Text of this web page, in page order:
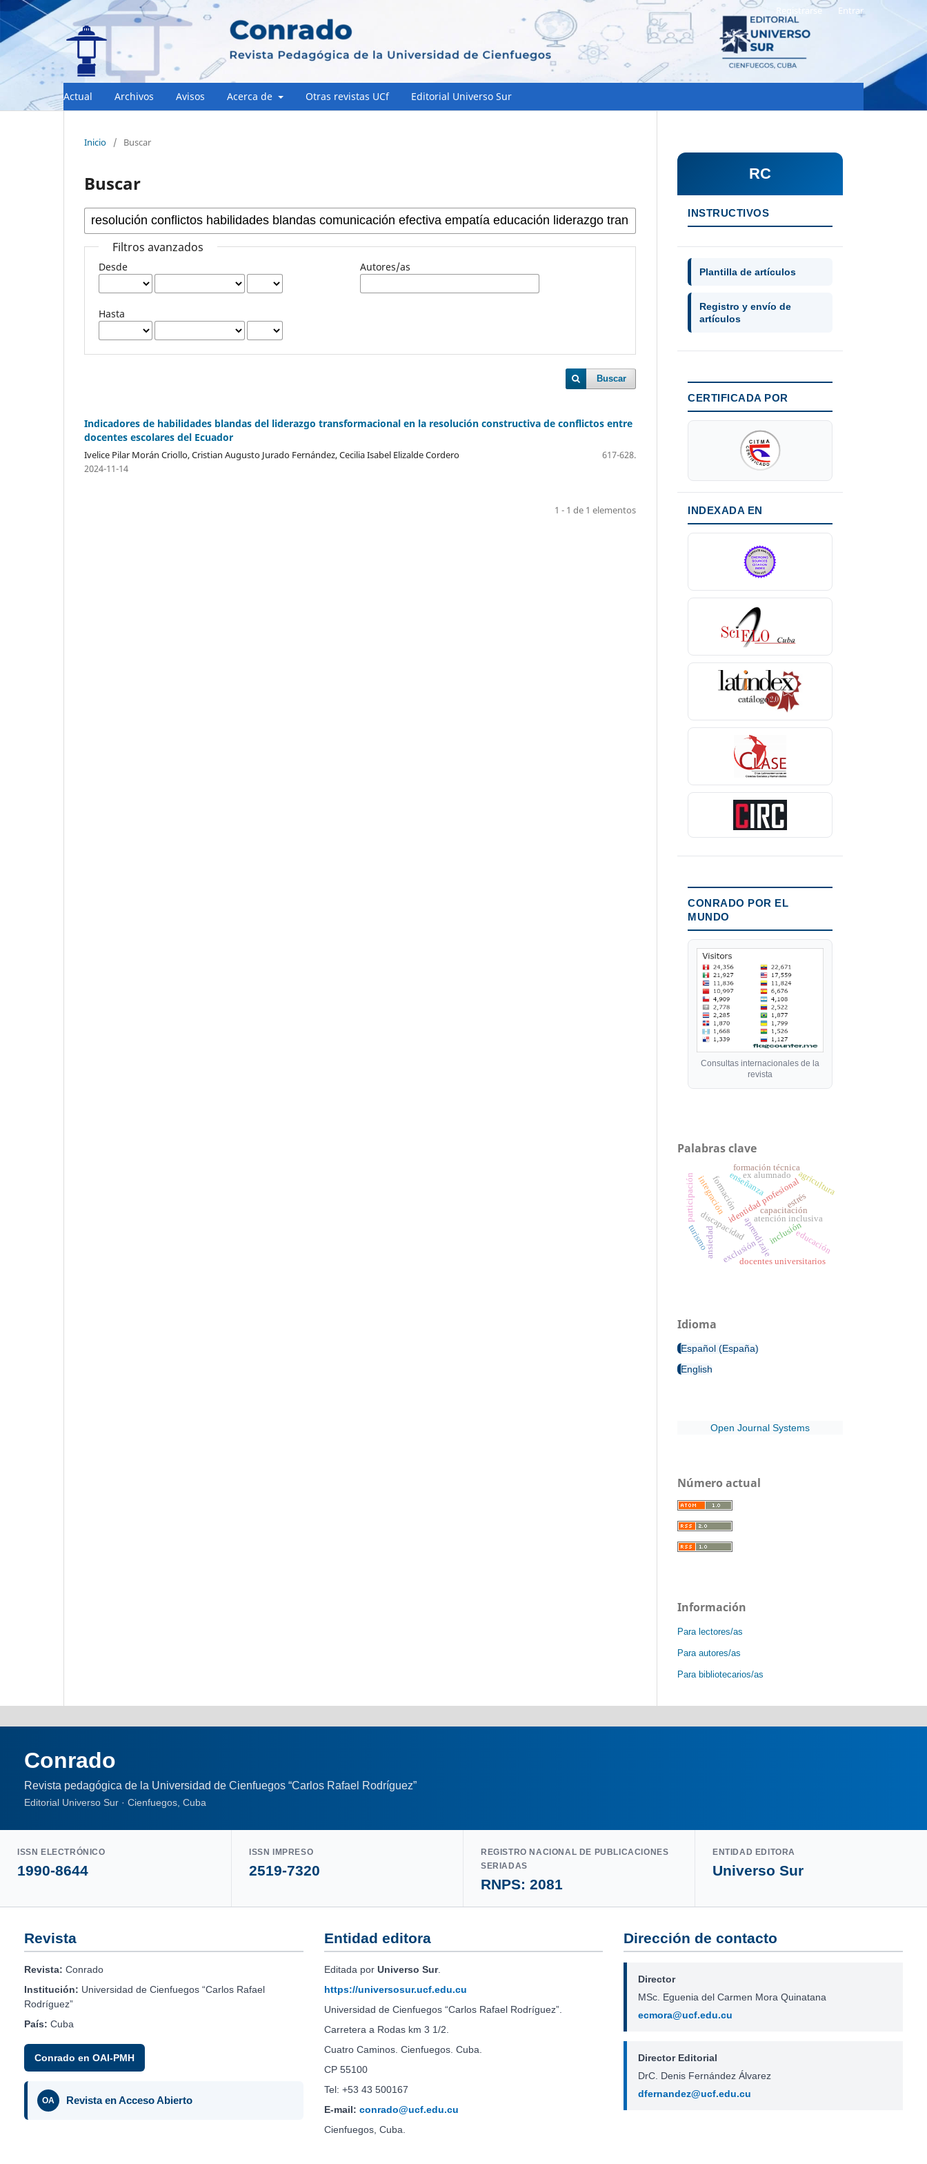
Actual Archivos Avisos Acerca de Otras revistas UCf Editorial Universo Sur
Registrarse Entrar
Inicio / Buscar
Buscar
Filtros avanzados
Desde
Hasta
Autores/as
Buscar
Indicadores de habilidades blandas del liderazgo transformacional en la resolución constructiva de conflictos entre
docentes escolares del Ecuador
Ivelice Pilar Morán Criollo, Cristian Augusto Jurado Fernández, Cecilia Isabel Elizalde Cordero
617-628.
2024-11-14
1 - 1 de 1 elementos
RC
INSTRUCTIVOS
Plantilla de artículos
Registro y envío de
artículos
CERTIFICADA POR
INDEXADA EN
CONRADO POR EL
MUNDO
Consultas internacionales de la
revista
Palabras clave
formación
atención inclusiva
identidad profesional
enseñanza
aprendizajeinclusión
exclusión
discapacidad capacitación
estrés
ansiedad
docentes universitarios
agricultura
formación técnica
turismo educación
integración
participación ex alumnado
Idioma
Español (España)
English
Open Journal Systems
Número actual
Información
Para lectores/as
Para autores/as
Para bibliotecarios/as
Conrado
Revista pedagógica de la Universidad de Cienfuegos “Carlos Rafael Rodríguez”
Editorial Universo Sur · Cienfuegos, Cuba
ISSN ELECTRÓNICO
1990-8644
ISSN IMPRESO
2519-7320
REGISTRO NACIONAL DE PUBLICACIONES
SERIADAS
RNPS: 2081
ENTIDAD EDITORA
Universo Sur
Revista
Revista: Conrado
Institución: Universidad de Cienfuegos “Carlos Rafael
Rodríguez”
País: Cuba
Conrado en OAI-PMH
OA Revista en Acceso Abierto
Entidad editora
Editada por Universo Sur.
https://universosur.ucf.edu.cu
Universidad de Cienfuegos “Carlos Rafael Rodríguez”.
Carretera a Rodas km 3 1/2.
Cuatro Caminos. Cienfuegos. Cuba.
CP 55100
Tel: +53 43 500167
E-mail: conrado@ucf.edu.cu
Cienfuegos, Cuba.
Dirección de contacto
Director
MSc. Eguenia del Carmen Mora Quinatana
ecmora@ucf.edu.cu
Director Editorial
DrC. Denis Fernández Álvarez
dfernandez@ucf.edu.cu